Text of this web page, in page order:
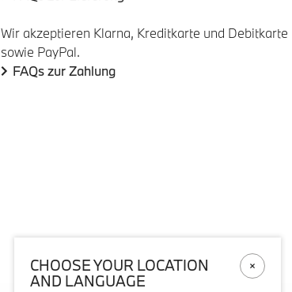
Wir akzeptieren Klarna, Kreditkarte und Debitkarte
sowie PayPal.
FAQs zur Zahlung
CHOOSE YOUR LOCATION
AND LANGUAGE